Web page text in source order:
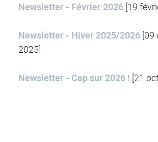
Newsletter - Février 2026 [19
Newsletter - Hiver 2025/2026 [09
2025]
Newsletter - Cap sur 2026 ! [21